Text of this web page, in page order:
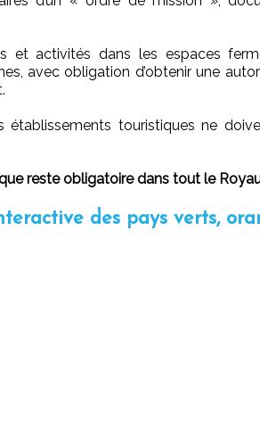
et activités dans les espaces
avec obligation d’obtenir une
établissements touristiques ne
reste obligatoire dans tout le
des pays verts,